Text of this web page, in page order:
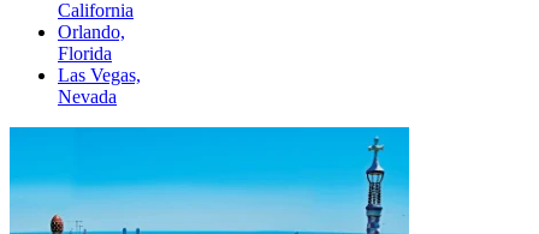
California
Orlando,
Florida
Las Vegas,
Nevada